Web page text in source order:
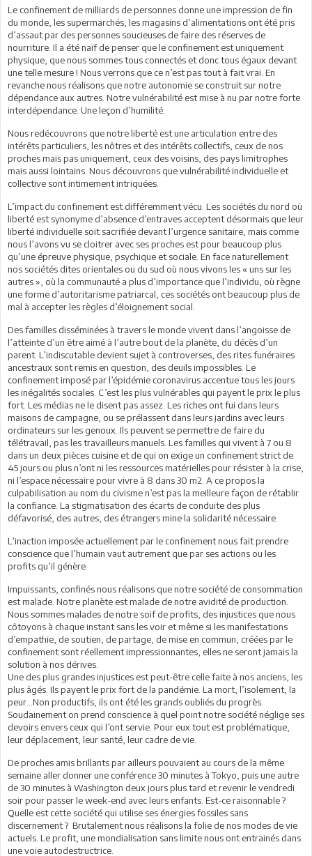
Le confinement de milliards de personnes donne une impression de fin
du monde, les supermarchés, les magasins d’alimentations ont été pris
d’assaut par des personnes soucieuses de faire des réserves de
nourriture. Il a été naïf de penser que le confinement est uniquement
physique, que nous sommes tous connectés et donc tous égaux devant
une telle mesure ! Nous verrons que ce n’est pas tout à fait vrai. En
revanche nous réalisons que notre autonomie se construit sur notre
dépendance aux autres. Notre vulnérabilité est mise à nu par notre forte
interdépendance. Une leçon d’humilité.
Nous redécouvrons que notre liberté est une articulation entre des
intérêts particuliers, les nôtres et des intérêts collectifs, ceux de nos
proches mais pas uniquement, ceux des voisins, des pays limitrophes
mais aussi lointains. Nous découvrons que vulnérabilité individuelle et
collective sont intimement intriquées.
L’impact du confinement est différemment vécu. Les sociétés du nord où
liberté est synonyme d’absence d’entraves acceptent désormais que leur
liberté individuelle soit sacrifiée devant l’urgence sanitaire, mais comme
nous l’avons vu se cloitrer avec ses proches est pour beaucoup plus
qu’une épreuve physique, psychique et sociale. En face naturellement
nos sociétés dites orientales ou du sud où nous vivons les « uns sur les
autres », où la communauté a plus d’importance que l’individu, où règne
une forme d’autoritarisme patriarcal, ces sociétés ont beaucoup plus de
mal à accepter les règles d’éloignement social.
Des familles disséminées à travers le monde vivent dans l’angoisse de
l’atteinte d’un être aimé à l’autre bout de la planète, du décès d’un
parent. L’indiscutable devient sujet à controverses, des rites funéraires
ancestraux sont remis en question, des deuils impossibles. Le
confinement imposé par l’épidémie coronavirus accentue tous les jours
les inégalités sociales. C’est les plus vulnérables qui payent le prix le plus
fort. Les médias ne le disent pas assez. Les riches ont fui dans leurs
maisons de campagne, ou se prélassent dans leurs jardins avec leurs
ordinateurs sur les genoux. Ils peuvent se permettre de faire du
télétravail, pas les travailleurs manuels. Les familles qui vivent à 7 ou 8
dans un deux pièces cuisine et de qui on exige un confinement strict de
45 jours ou plus n’ont ni les ressources matérielles pour résister à la crise,
ni l’espace nécessaire pour vivre à 8 dans 30 m2. A ce propos la
culpabilisation au nom du civisme n’est pas la meilleure façon de rétablir
la confiance. La stigmatisation des écarts de conduite des plus
défavorisé, des autres, des étrangers mine la solidarité nécessaire.
L’inaction imposée actuellement par le confinement nous fait prendre
conscience que l’humain vaut autrement que par ses actions ou les
profits qu’il génère.
Impuissants, confinés nous réalisons que notre société de consommation
est malade. Notre planète est malade de notre avidité de production.
Nous sommes malades de notre soif de profits, des injustices que nous
côtoyons à chaque instant sans les voir et même si les manifestations
d’empathie, de soutien, de partage, de mise en commun, créées par le
confinement sont réellement impressionnantes, elles ne seront jamais la
solution à nos dérives.
Une des plus grandes injustices est peut-être celle faite à nos anciens, les
plus âgés. Ils payent le prix fort de la pandémie. La mort, l’isolement, la
peur…Non productifs, ils ont été les grands oubliés du progrès.
Soudainement on prend conscience à quel point notre société néglige ses
devoirs envers ceux qui l’ont servie. Pour eux tout est problématique,
leur déplacement, leur santé, leur cadre de vie.
De proches amis brillants par ailleurs pouvaient au cours de la même
semaine aller donner une conférence 30 minutes à Tokyo, puis une autre
de 30 minutes à Washington deux jours plus tard et revenir le vendredi
soir pour passer le week-end avec leurs enfants. Est-ce raisonnable ?
Quelle est cette société qui utilise ses énergies fossiles sans
discernement ? Brutalement nous réalisons la folie de nos modes de vie
actuels. Le profit, une mondialisation sans limite nous ont entrainés dans
une voie autodestructrice.